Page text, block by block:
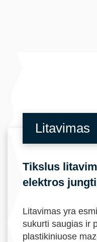
Litavimas
Tikslus
elektros
Litavimas yra
sukurti saugias ir
plastikiniuose